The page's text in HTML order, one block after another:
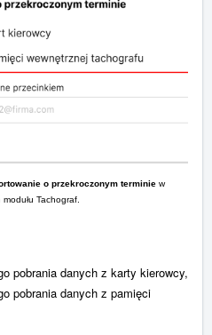
o przekroczonym terminie w
Tachograf.
pobrania danych z karty kierowcy,
pobrania danych z pamięci